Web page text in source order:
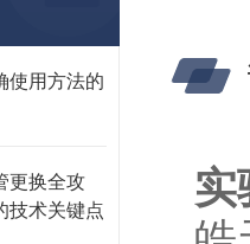
使用方法的
更换全攻
技术关键点
实